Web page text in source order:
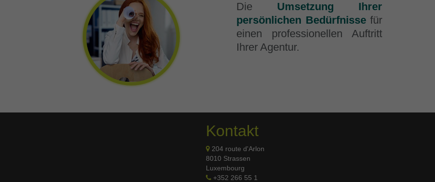
Die Umsetzung Ihrer
persönlichen Bedürfnissefür
einen professionellen Auftritt
Ihrer Agentur.
Kontakt
204 route d'Arlon
8010 Strassen
Luxembourg
+352 266 55 1